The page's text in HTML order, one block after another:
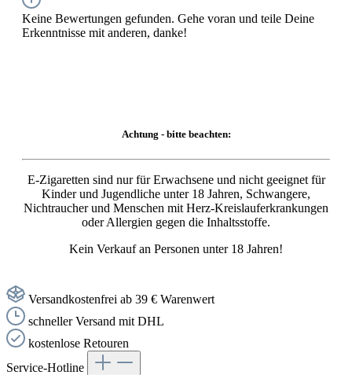
Keine Bewertungen gefunden. Gehe voran und teile Deine
Erkenntnisse mit anderen, danke!
Achtung - bitte beachten:
E-Zigaretten sind nur für Erwachsene und nicht geeignet für
Kinder und Jugendliche unter 18 Jahren, Schwangere,
Nichtraucher und Menschen mit Herz-Kreislauferkrankungen
oder Allergien gegen die Inhaltsstoffe.
Kein Verkauf an Personen unter 18 Jahren!
Versandkostenfrei ab 39 € Warenwert
schneller Versand mit DHL
kostenlose Retouren
Service-Hotline